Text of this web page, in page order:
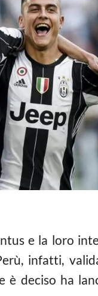
e la loro
infatti,
è deciso ha